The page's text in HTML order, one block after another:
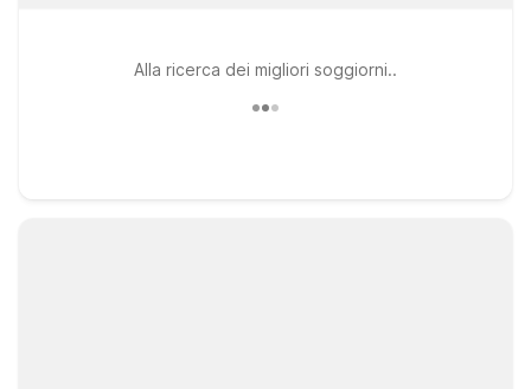
Alla ricerca dei migliori soggiorni..